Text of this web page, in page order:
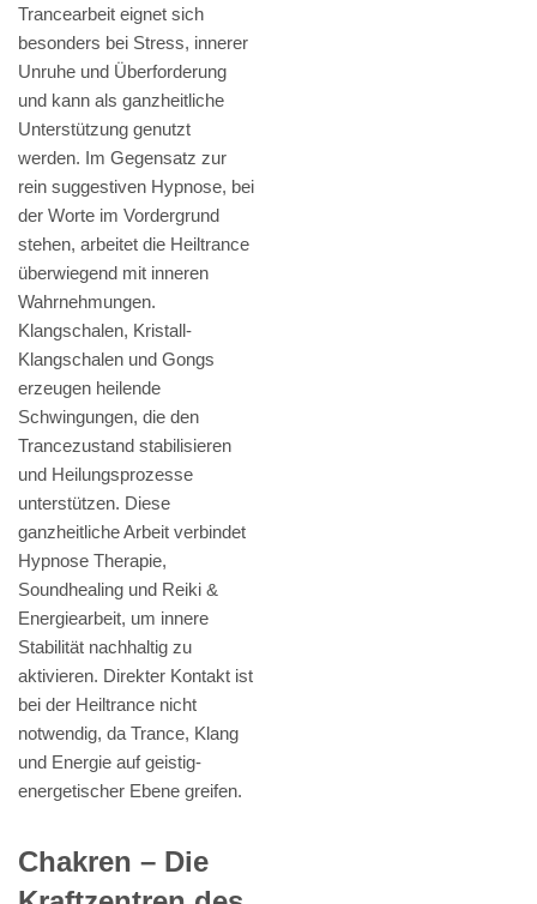
Trancearbeit eignet sich
besonders bei Stress, innerer
Unruhe und Überforderung
und kann als ganzheitliche
Unterstützung genutzt
werden. Im Gegensatz zur
rein suggestiven Hypnose, bei
der Worte im Vordergrund
stehen, arbeitet die Heiltrance
überwiegend mit inneren
Wahrnehmungen.
Klangschalen, Kristall-
Klangschalen und Gongs
erzeugen heilende
Schwingungen, die den
Trancezustand stabilisieren
und Heilungsprozesse
unterstützen. Diese
ganzheitliche Arbeit verbindet
Hypnose Therapie,
Soundhealing und Reiki &
Energiearbeit, um innere
Stabilität nachhaltig zu
aktivieren. Direkter Kontakt ist
bei der Heiltrance nicht
notwendig, da Trance, Klang
und Energie auf geistig-
energetischer Ebene greifen.
Chakren – Die